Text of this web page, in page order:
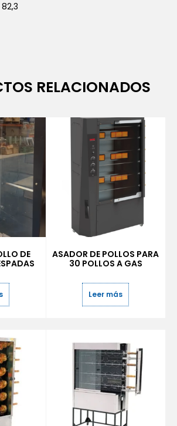
82,3
RELACIONADOS
DE
ASADOR DE POLLOS PARA
30 POLLOS A GAS
Leer más